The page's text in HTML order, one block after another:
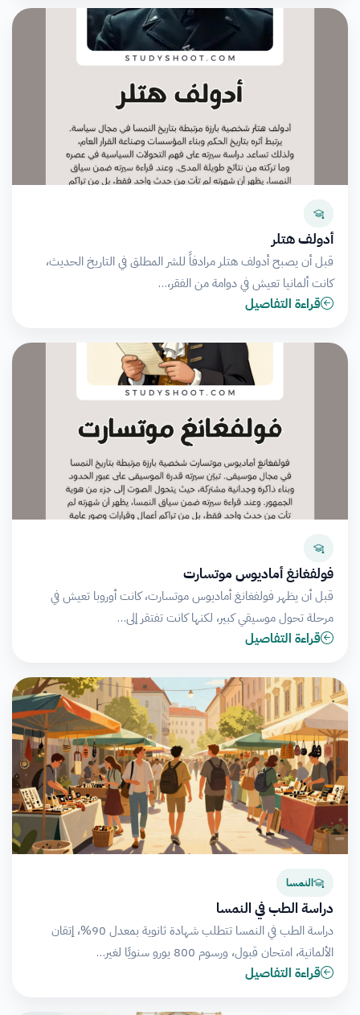
أدولف هتلر
قبل أن يصبح أدولف هتلر مرادفاً للشر المطلق في التاريخ الحديث،
كانت ألمانيا تعيش في دوامة من الفقر،…
قراءة التفاصيل
فولفغانغ أماديوس موتسارت
قبل أن يظهر فولفغانغ أماديوس موتسارت، كانت أوروبا تعيش في
مرحلة تحول موسيقي كبير، لكنها كانت تفتقر إلى…
قراءة التفاصيل
النمسا
دراسة الطب في النمسا
دراسة الطب في النمسا تتطلب شهادة ثانوية بمعدل 90%، إتقان
الألمانية، امتحان قبول، ورسوم 800 يورو سنويًا لغير…
قراءة التفاصيل